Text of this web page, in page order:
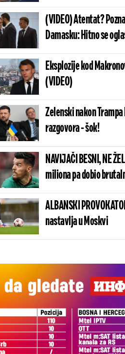
(VIDEO) Atentat?
Damasku: Hitno se
Eksplozije kod
(VIDEO)
Zelenski nakon
razgovora - šok!
NAVIJAČI BESNI, NE
miliona pa dobio
ALBANSKI
nastavlja u Moskvi